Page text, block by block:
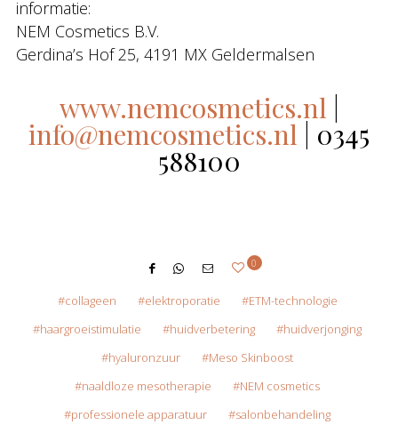
informatie:
NEM Cosmetics B.V.
Gerdina’s Hof 25, 4191 MX Geldermalsen
www.nemcosmetics.nl
info@nemcosmetics.nl | 0345
588100
0
collageen elektroporatie
ETM-technologie
haargroeistimulatie
huidverbetering
huidverjonging
hyaluronzuur
Meso Skinboost
naaldloze mesotherapie
NEM cosmetics
professionele apparatuur
salonbehandeling